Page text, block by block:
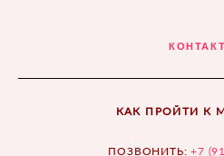
КАК ПРОЙТИ К
ПОЗВОНИТЬ:+7